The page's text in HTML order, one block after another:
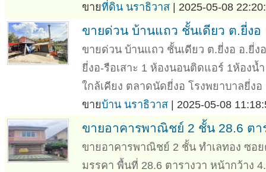
ขายที่ดิน นราธิวาส | 2025-05-08
ขายด่วน บ้านแถว ชั้นเดียว ต.ยี่งอ
ขายด่วน บ้านแถว ชั้นเดียว ต.ยี่งอ อ.ยี่ง
ยี่งอ-รือเสาะ 1 ห้องนอนติดแอร์ 1ห้อง
ใกล้เคียง ตลาดนัดยี่งอ โรงพยาบาลยี่งอ
ขายบ้าน นราธิวาส | 2025-05-08
ขายอาคารพาณิชย์ 2 ชั้น 28.6 ตา
ขายอาคารพาณิชย์ 2 ชั้น ทำเลทอง ซอ
มรรคา พื้นที่ 28.6 ตารางวา หน้ากว้าง